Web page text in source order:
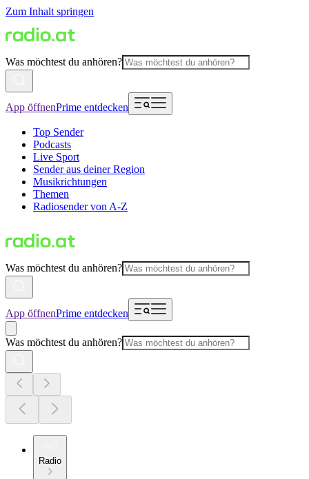
Zum Inhalt springen
Was möchtest du anhören?
App öffnenPrime entdecken
Top Sender
Podcasts
Live Sport
Sender aus deiner Region
Musikrichtungen
Themen
Radiosender von A-Z
Was möchtest du anhören?
App öffnenPrime entdecken
Was möchtest du anhören?
Radio